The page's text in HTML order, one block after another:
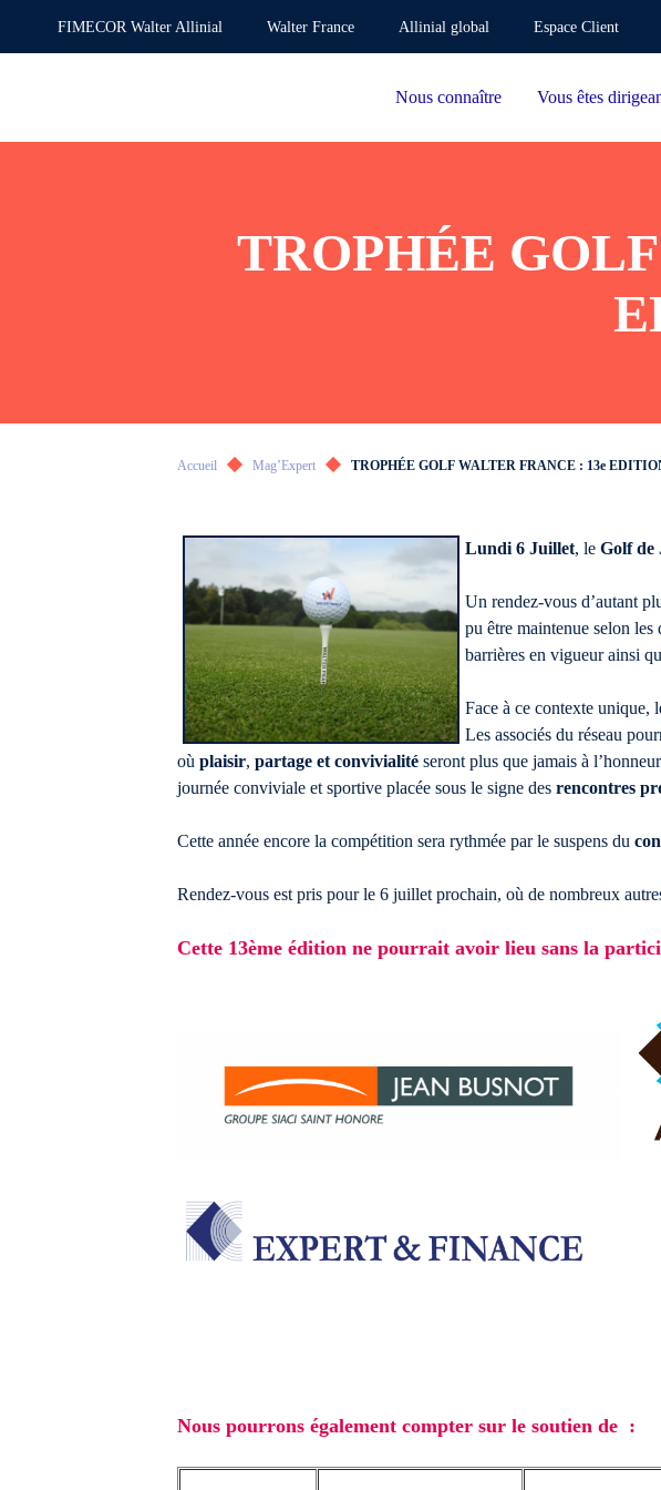
FIMECOR Walter Allinial Walter France Allinial global Espace Client
Nous connaître Vous êtes
TROPHÉE
Accueil Mag’Expert TROPHÉE GOLF WALTER FRANCE : 13e
Lundi 6 Juillet, le Golf de
Un rendez-vous d’autant
pu être maintenue selon les
barrières en vigueur ainsi
Face à ce contexte unique,
Les associés du réseau
où plaisir, partage et convivialité seront plus que jamais à
journée conviviale et sportive placée sous le signe des rencontres
Cette année encore la compétition sera rythmée par le suspens du
Rendez-vous est pris pour le 6 juillet prochain, où de nombreux
Cette 13ème édition ne pourrait avoir lieu sans la
Nous pourrons également compter sur le soutien de :